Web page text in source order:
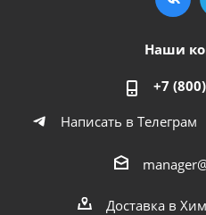
Наши
+7
Написать в Телеграм
Доставка в